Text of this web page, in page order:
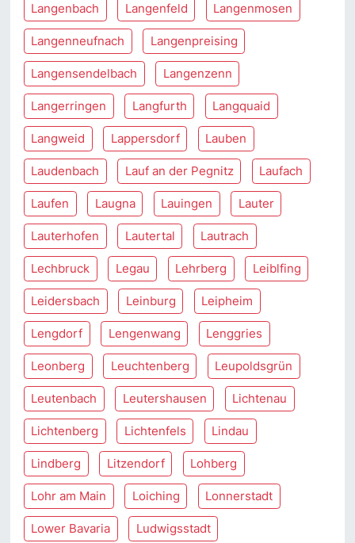
Langenbach Langenfeld Langenmosen
Langenneufnach Langenpreising
Langensendelbach Langenzenn
Langerringen Langfurth Langquaid
Langweid Lappersdorf Lauben
Laudenbach Lauf an der Pegnitz Laufach
Laufen Laugna Lauingen Lauter
Lauterhofen Lautertal Lautrach
Lechbruck Legau Lehrberg Leiblfing
Leidersbach Leinburg Leipheim
Lengdorf Lengenwang Lenggries
Leonberg Leuchtenberg Leupoldsgrün
Leutenbach Leutershausen Lichtenau
Lichtenberg Lichtenfels Lindau
Lindberg Litzendorf Lohberg
Lohr am Main Loiching Lonnerstadt
Lower Bavaria Ludwigsstadt